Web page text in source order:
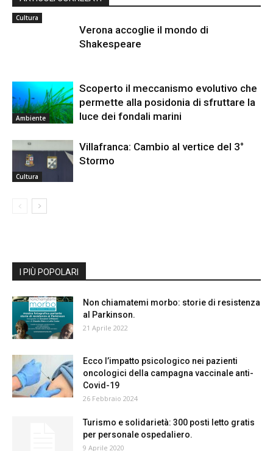
Cultura
Verona accoglie il mondo di
Shakespeare
Ambiente
Scoperto il meccanismo evolutivo che
permette alla posidonia di sfruttare la
luce dei fondali marini
Cultura
Villafranca: Cambio al vertice del 3°
Stormo
I PIÙ POPOLARI
Non chiamatemi morbo: storie di resistenza
al Parkinson.
21 Aprile 2022
Ecco l’impatto psicologico nei pazienti
oncologici della campagna vaccinale anti-
Covid-19
26 Febbraio 2024
Turismo e solidarietà: 300 posti letto gratis
per personale ospedaliero.
9 Aprile 2020